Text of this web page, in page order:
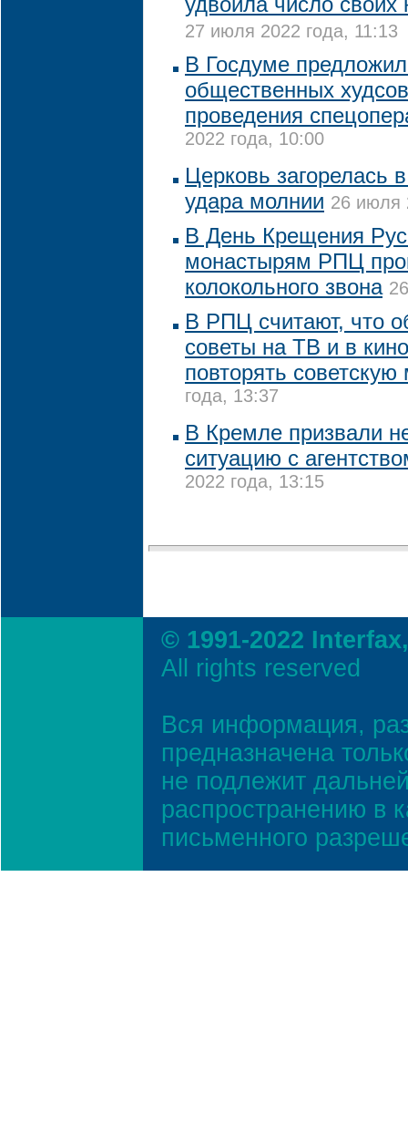
27 июля 2022 года, 11:13
В Госдуме
общественных
проведения
2022 года, 10:00
Церковь загорелась
удара молнии 26 июля
В День Крещения
монастырям РПЦ
колокольного звона
В РПЦ считают, что
советы на ТВ и в
повторять
года, 13:37
В Кремле призвали
ситуацию с
2022 года, 13:15
© 1991-2022
All rights reserved
Вся информация,
предназначена
не подлежит
распространению в
письменного